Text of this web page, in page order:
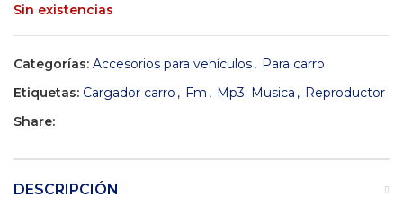
Sin existencias
Categorías: Accesorios para vehículos, Para carro
Etiquetas: Cargador carro , Fm , Mp3. Musica , Reproductor
Share:
DESCRIPCIÓN